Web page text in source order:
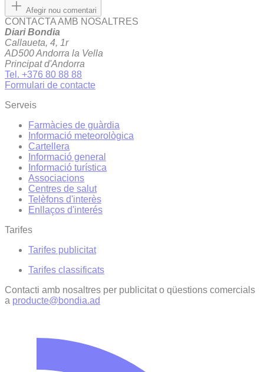
Afegir nou comentari
CONTACTA AMB NOSALTRES
Diari Bondia
Callaueta, 4, 1r
AD500 Andorra la Vella
Principat d'Andorra
Tel. +376 80 88 88
Formulari de contacte
Serveis
Farmàcies de guàrdia
Informació meteorològica
Cartellera
Informació general
Informació turística
Associacions
Centres de salut
Telèfons d'interès
Enllaços d'interés
Tarifes
Tarifes publicitat
Tarifes classificats
Contacti amb nosaltres per publicitat o qüestions comercials
a producte@bondia.ad